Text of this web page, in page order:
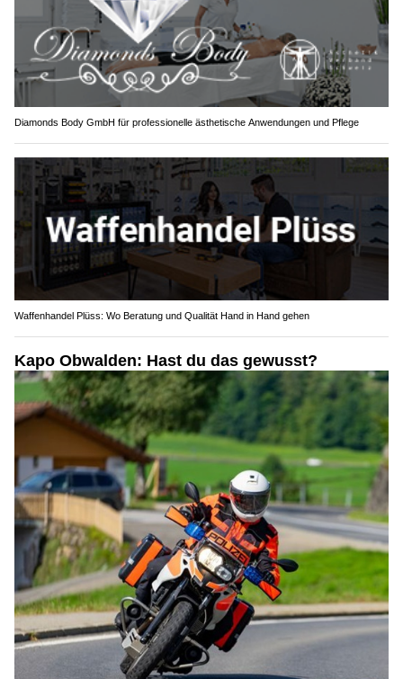
Diamonds Body GmbH für professionelle ästhetische Anwendungen und Pflege
Waffenhandel Plüss: Wo Beratung und Qualität Hand in Hand gehen
Kapo Obwalden: Hast du das gewusst?